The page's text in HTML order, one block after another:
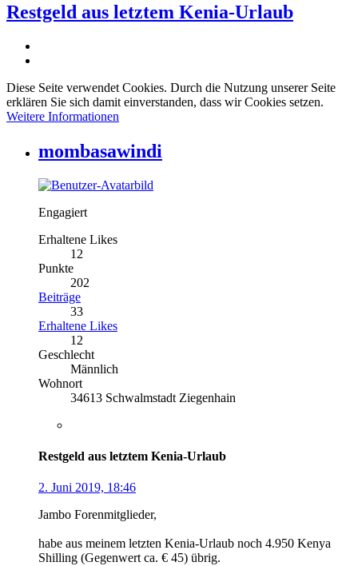
Restgeld aus letztem Kenia-Urlaub
Diese Seite verwendet Cookies. Durch die Nutzung unserer Seite
erklären Sie sich damit einverstanden, dass wir Cookies setzen.
Weitere Informationen
mombasawindi
Engagiert
Erhaltene Likes
12
Punkte
202
Beiträge
33
Erhaltene Likes
12
Geschlecht
Männlich
Wohnort
34613 Schwalmstadt Ziegenhain
Restgeld aus letztem Kenia-Urlaub
2. Juni 2019, 18:46
Jambo Forenmitglieder,
habe aus meinem letzten Kenia-Urlaub noch 4.950 Kenya
Shilling (Gegenwert ca. € 45) übrig.